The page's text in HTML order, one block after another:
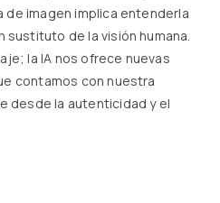
imagen implica entenderla
sustituto de la visión humana.
la IA nos ofrece nuevas
contamos con nuestra
desde la autenticidad y el